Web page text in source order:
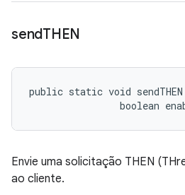
sendTHEN
public static void
boolean
Envie uma solicitação THEN
ao cliente.